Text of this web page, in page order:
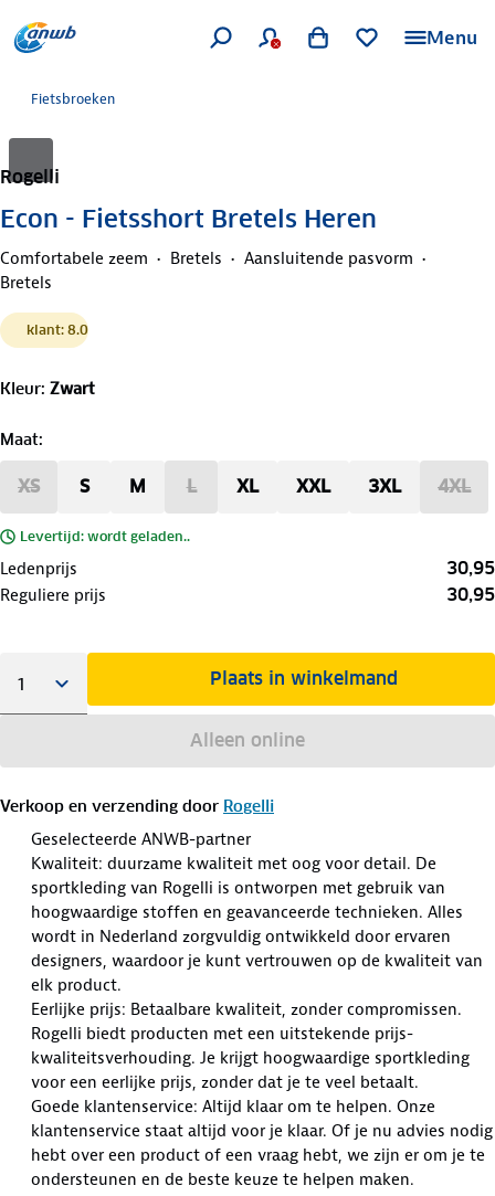
Menu
Fietsbroeken
Rogelli
Econ - Fietsshort Bretels Heren
Comfortabele zeem Bretels
Aansluitende pasvorm
Bretels
klant: 8.0
Kleur: Zwart
Maat:
XS S M L XL XXL 3XL 4XL
Levertijd: wordt geladen..
Ledenprijs 30,95
Reguliere prijs 30,95
Plaats in winkelmand
Alleen online
Verkoop en verzending door Rogelli
Geselecteerde ANWB-partner
Kwaliteit: duurzame kwaliteit met oog voor detail. De
sportkleding van Rogelli is ontworpen met gebruik van
hoogwaardige stoffen en geavanceerde technieken. Alles
wordt in Nederland zorgvuldig ontwikkeld door ervaren
designers, waardoor je kunt vertrouwen op de kwaliteit van
elk product.
Eerlijke prijs: Betaalbare kwaliteit, zonder compromissen.
Rogelli biedt producten met een uitstekende prijs-
kwaliteitsverhouding. Je krijgt hoogwaardige sportkleding
voor een eerlijke prijs, zonder dat je te veel betaalt.
Goede klantenservice: Altijd klaar om te helpen. Onze
klantenservice staat altijd voor je klaar. Of je nu advies nodig
hebt over een product of een vraag hebt, we zijn er om je te
ondersteunen en de beste keuze te helpen maken.